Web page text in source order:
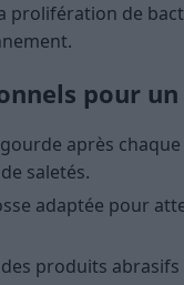
prolifération de
pour
après
saletés.
adaptée pour
des produits